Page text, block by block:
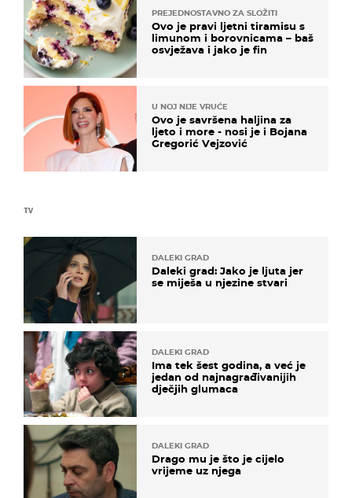
TV
DALEKI GRAD
Daleki grad: Jako je ljuta jer
se miješa u njezine stvari
DALEKI GRAD
Ima tek šest godina, a već je
jedan od najnagrađivanijih
dječjih glumaca
DALEKI GRAD
Drago mu je što je cijelo
vrijeme uz njega
PREJEDNOSTAVNO ZA SLOŽITI
Ovo je pravi ljetni tiramisu s
limunom i borovnicama – baš
osvježava i jako je fin
U NOJ NIJE VRUĆE
Ovo je savršena haljina za
ljeto i more - nosi je i Bojana
Gregorić Vejzović